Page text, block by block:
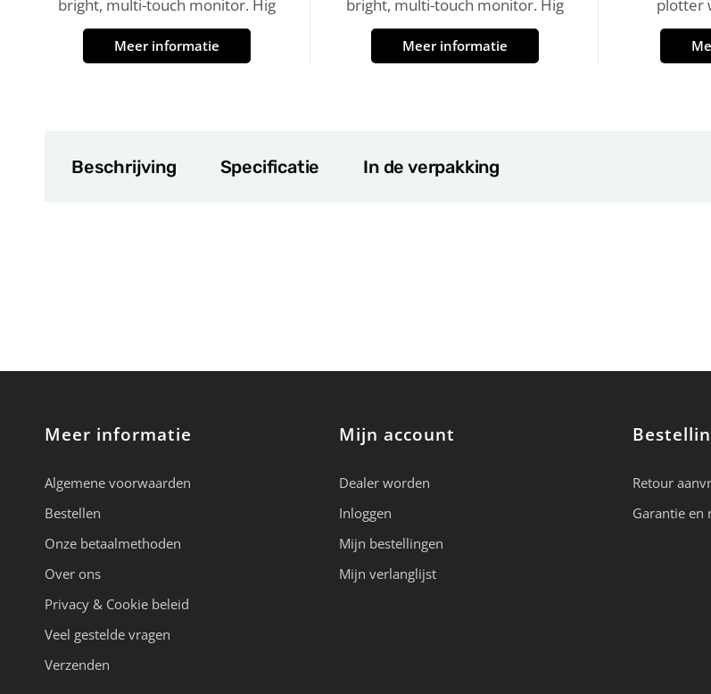
bright, multi-touch monitor. Hig
Meer informatie
bright, multi-touch monitor. Hig
Meer informatie
plotter
Beschrijving Specificatie In de verpakking
Meer informatie
Algemene voorwaarden
Bestellen
Onze betaalmethoden
Over ons
Privacy & Cookie beleid
Veel gestelde vragen
Verzenden
Mijn account
Dealer worden
Inloggen
Mijn bestellingen
Mijn verlanglijst
Retour
Garantie en